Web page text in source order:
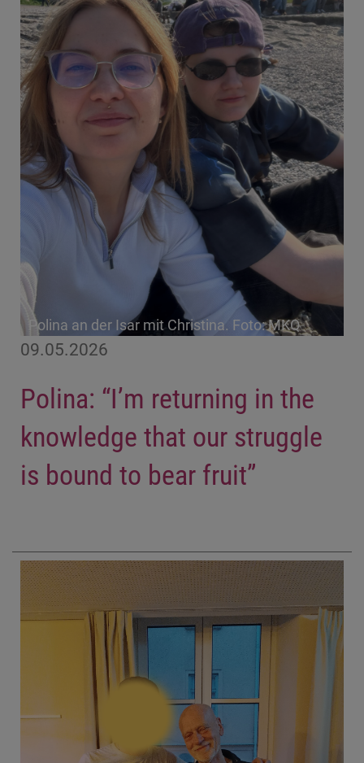
09.05.2026
Polina: “I’m returning in the
knowledge that our struggle
is bound to bear fruit”
Polina an der Isar mit Christina. Foto: MKQ